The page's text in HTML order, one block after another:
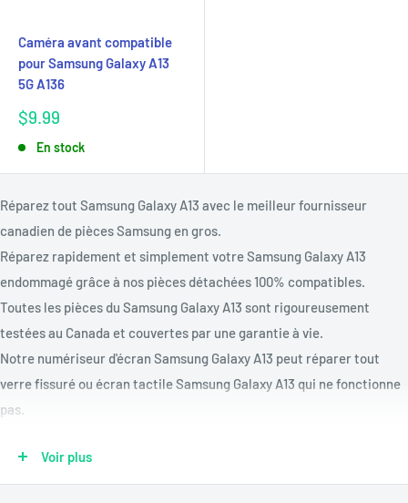
Caméra avant compatible
pour Samsung Galaxy A13
5G A136
Prix
$9.99
En stock
Réparez tout Samsung Galaxy A13 avec le meilleur fournisseur
canadien de pièces Samsung en gros.
Réparez rapidement et simplement votre Samsung Galaxy A13
endommagé grâce à nos pièces détachées 100% compatibles.
Toutes les pièces du Samsung Galaxy A13 sont rigoureusement
testées au Canada et couvertes par une garantie à vie.
Notre numériseur d'écran Samsung Galaxy A13 peut réparer tout
verre fissuré ou écran tactile Samsung Galaxy A13 qui ne fonctionne
pas.
pas avec notre kit de remplacement de batterie Samsung Galaxy
A13.
Voir plus